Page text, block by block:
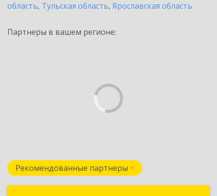
область, Тульская область, Ярославская область
Партнеры в вашем регионе:
Рекомендованные партнеры